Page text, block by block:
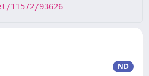
93626
ND